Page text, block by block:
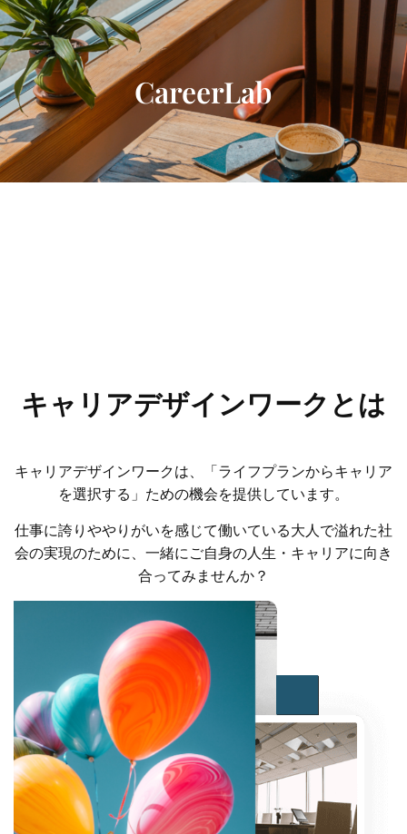
内
容
を
ス
キ
ッ
プ
CareerLab
キャリアデザインワークとは
キャリアデザインワークは、「ライフプランからキャリア
を選択する」ための機会を提供しています。
仕事に誇りややりがいを感じて働いている大人で溢れた社
会の実現のために、一緒にご自身の人生・キャリアに向き
合ってみませんか？